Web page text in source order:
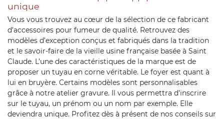
unique
Vous vous trouvez au cœur de la sélection de ce fabricant
d’accessoires pour fumeur de qualité. Retrouvez des
modèles d’exception conçus et fabriqués dans la tradition
et le savoir-faire de la vieille usine française basée à Saint
Claude. L’une des caractéristiques de la marque est de
proposer un tuyau en corne véritable. Le foyer est quant à
lui en bruyère. Certains modèles sont personnalisables
grâce à notre atelier gravure. Il vous permettra d’inscrire
sur le tuyau, un prénom ou un nom par exemple. Elle
deviendra unique. Profitez dès à présent de nos conseils sur